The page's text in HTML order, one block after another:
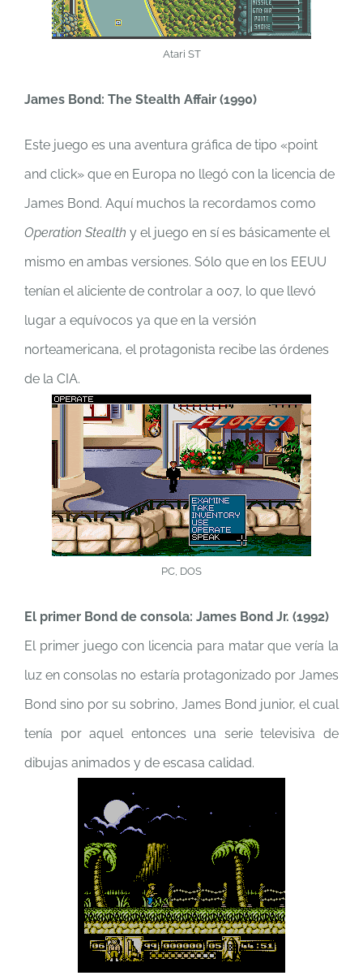
Atari ST
James Bond: The Stealth Affair (1990)
Este juego es una aventura gráfica de tipo «point
and click» que en Europa no llegó con la licencia de
James Bond. Aquí muchos la recordamos como
Operation Stealth y el juego en sí es básicamente el
mismo en ambas versiones. Sólo que en los EEUU
tenían el aliciente de controlar a 007, lo que llevó
lugar a equívocos ya que en la versión
norteamericana, el protagonista recibe las órdenes
de la CIA.
PC, DOS
El primer Bond de consola: James Bond Jr. (1992)
El primer juego con licencia para matar que vería la
luz en consolas no estaría protagonizado por James
Bond sino por su sobrino, James Bond junior, el cual
tenía por aquel entonces una serie televisiva de
dibujas animados y de escasa calidad.